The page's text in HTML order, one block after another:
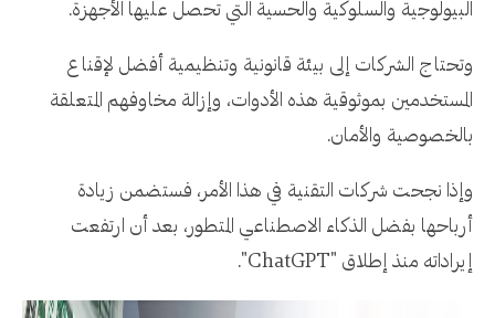
البيولوجية والسلوكية والحسية التي تحصل عليها الأجهزة.
وتحتاج الشركات إلى بيئة قانونية وتنظيمية أفضل لإقناع
المستخدمين بموثوقية هذه الأدوات، وإزالة مخاوفهم المتعلقة
بالخصوصية والأمان.
وإذا نجحت شركات التقنية في هذا الأمر، فستضمن زيادة
أرباحها بفضل الذكاء الاصطناعي المتطور، بعد أن ارتفعت
إيراداته منذ إطلاق "ChatGPT".